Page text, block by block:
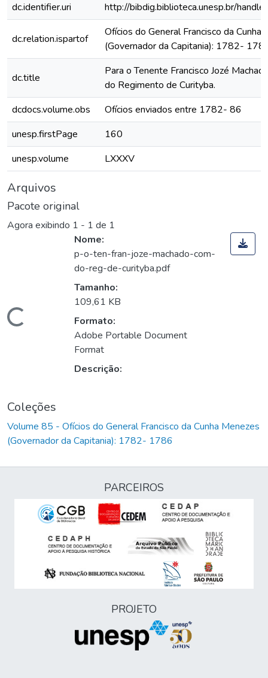
dc.identifier.uri
http://bibdig.biblioteca.unesp.br/
dc.relation.ispartof
Ofícios do General Francisco da Cunha
(Governador da Capitania): 1782-
dc.title
Para o Tenente Francisco Jozé
do Regimento de Curityba.
dcdocs.volume.obs
Ofícios enviados entre 1782- 86
unesp.firstPage
160
unesp.volume
LXXXV
Arquivos
Pacote original
Agora exibindo 1 - 1 de 1
Carregando...
Nome:
p-o-ten-fran-joze-machado-com-
do-reg-de-curityba.pdf
Tamanho:
109,61 KB
Formato:
Adobe Portable Document
Format
Descrição:
Coleções
Volume 85 - Ofícios do General Francisco da Cunha Menezes
(Governador da Capitania): 1782- 1786
PARCEIROS
PROJETO